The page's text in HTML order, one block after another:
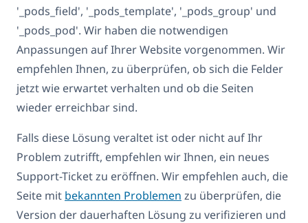
'_pods_field', '_pods_template', '_pods_group' und
'_pods_pod'. Wir haben die notwendigen
Anpassungen auf Ihrer Website vorgenommen. Wir
empfehlen Ihnen, zu überprüfen, ob sich die Felder
jetzt wie erwartet verhalten und ob die Seiten
wieder erreichbar sind.
Falls diese Lösung veraltet ist oder nicht auf Ihr
Problem zutrifft, empfehlen wir Ihnen, ein neues
Support-Ticket zu eröffnen. Wir empfehlen auch, die
Seite mit bekannten Problemen zu überprüfen, die
Version der dauerhaften Lösung zu verifizieren und